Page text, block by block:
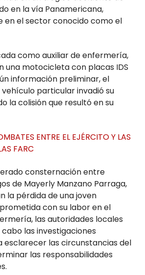
en la vía Panamericana,
en el sector conocido como el
como auxiliar de enfermería,
una motocicleta con placas IDS
información preliminar, el
particular invadió su
la colisión que resultó en su
ENTRE EL EJÉRCITO Y LAS
FARC
consternación entre
de Mayerly Manzano Parraga,
la pérdida de una joven
con su labor en el
las autoridades locales
las investigaciones
esclarecer las circunstancias del
las responsabilidades